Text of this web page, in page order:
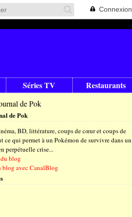
Connexion
Séries TV Restaurants
de Pok
BD, littérature, coups de cœur et coups de
ce qui permet à un Pokémon de survivre dans un
perpétuelle crise...
blog
blog avec CanalBlog